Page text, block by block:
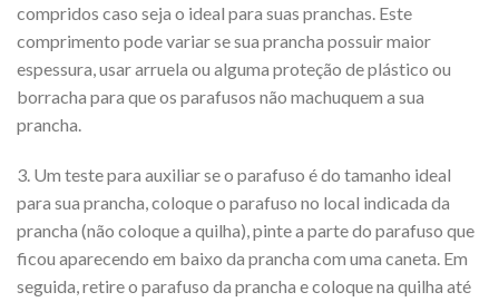
compridos caso seja o ideal para suas pranchas. Este
comprimento pode variar se sua prancha possuir maior
espessura, usar arruela ou alguma proteção de plástico ou
borracha para que os parafusos não machuquem a sua
prancha.
3. Um teste para auxiliar se o parafuso é do tamanho ideal
para sua prancha, coloque o parafuso no local indicada da
prancha (não coloque a quilha), pinte a parte do parafuso que
ficou aparecendo em baixo da prancha com uma caneta. Em
seguida, retire o parafuso da prancha e coloque na quilha até